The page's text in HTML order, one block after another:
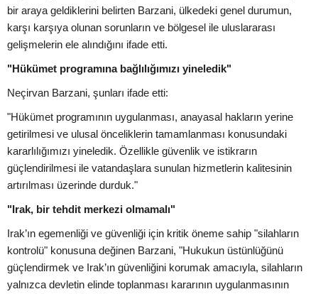
bir araya geldiklerini belirten Barzani, ülkedeki genel durumun,
karşı karşıya olunan sorunların ve bölgesel ile uluslararası
gelişmelerin ele alındığını ifade etti.
"Hükümet programına bağlılığımızı yineledik"
Neçirvan Barzani, şunları ifade etti:
"Hükümet programının uygulanması, anayasal hakların yerine
getirilmesi ve ulusal önceliklerin tamamlanması konusundaki
kararlılığımızı yineledik. Özellikle güvenlik ve istikrarın
güçlendirilmesi ile vatandaşlara sunulan hizmetlerin kalitesinin
artırılması üzerinde durduk."
"Irak, bir tehdit merkezi olmamalı"
Irak’ın egemenliği ve güvenliği için kritik öneme sahip "silahların
kontrolü" konusuna değinen Barzani, "Hukukun üstünlüğünü
güçlendirmek ve Irak’ın güvenliğini korumak amacıyla, silahların
yalnızca devletin elinde toplanması kararının uygulanmasının